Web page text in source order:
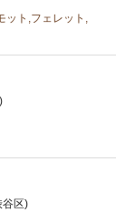
ット,フェレット,
区)